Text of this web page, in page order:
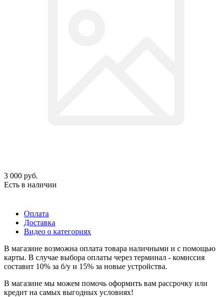
3 000 руб.
Есть в наличии
Оплата
Доставка
Видео о категориях
В магазине возможна оплата товара наличными и с помощью
карты. В случае выбора оплаты через терминал - комиссия
составит 10% за б/у и 15% за новые устройства.
В магазине мы можем помочь оформить вам рассрочку или
кредит на самых выгодных условиях!